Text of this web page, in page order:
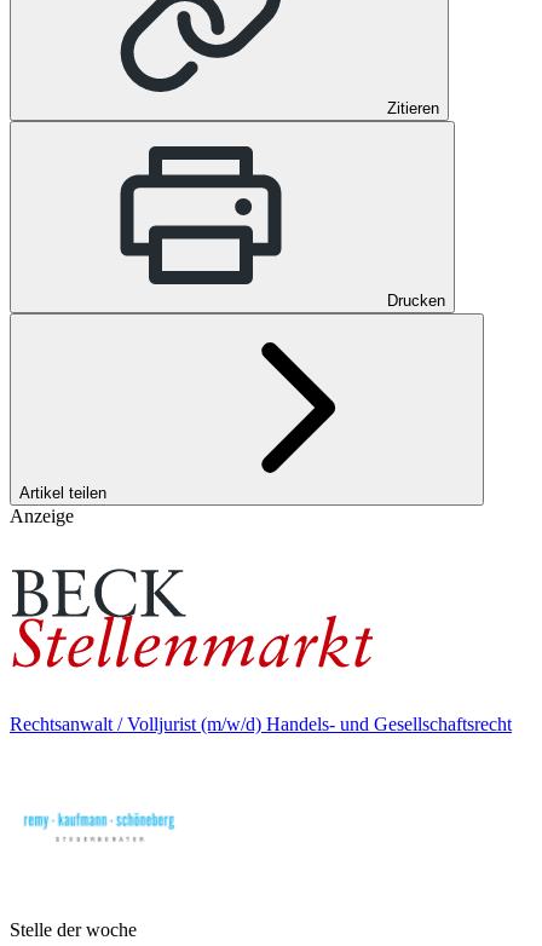
Zitieren
Drucken
Artikel teilen
Anzeige
Rechtsanwalt / Volljurist (m/w/d) Handels- und Gesellschaftsrecht
Stelle der woche